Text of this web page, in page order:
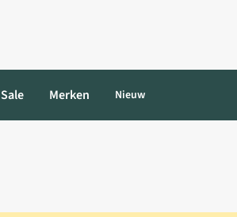
Sale Merken Nieuw